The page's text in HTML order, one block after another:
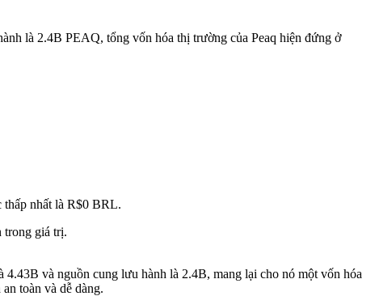
là 2.4B PEAQ, tổng vốn hóa thị trường của Peaq hiện đứng ở
thấp nhất là R$0 BRL.
trong giá trị.
và nguồn cung lưu hành là 2.4B, mang lại cho nó một vốn hóa
an toàn và dễ dàng.